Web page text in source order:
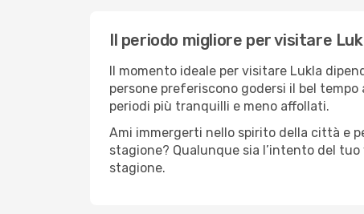
Il periodo migliore per visitare
Il momento ideale per visitare Lukla
persone preferiscono godersi il bel
periodi più tranquilli e meno affollati.
Ami immergerti nello spirito della città e
stagione? Qualunque sia l’intento del
stagione.